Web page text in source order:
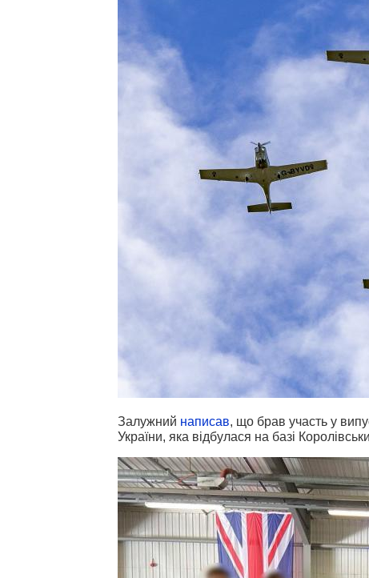
Залужний написав, що брав участь у
України, яка відбулася на базі